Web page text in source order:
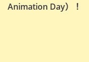
Animation Day）！